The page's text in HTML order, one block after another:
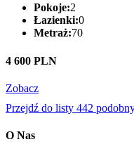
Pokoje:2
Łazienki:0
Metraż:70
4 600 PLN
Zobacz
Przejdź do listy 442
O Nas